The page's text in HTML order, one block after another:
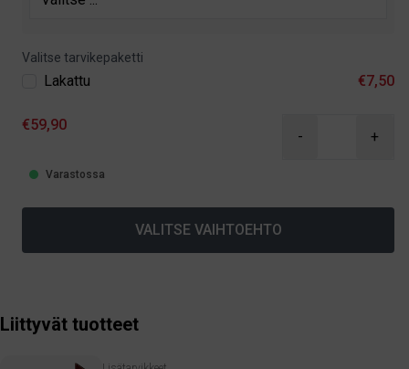
Valitse tarvikepaketti
Lakattu €7,50
€59,90
- +
Varastossa
VALITSE VAIHTOEHTO
Liittyvät tuotteet